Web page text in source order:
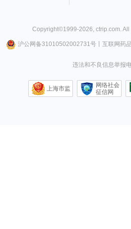
Copyright©1999-2026, ctrip.com.
沪公网备31010502002731号丨 互联网药
违法和不良信息举报
上海市监
网络社会
征信网